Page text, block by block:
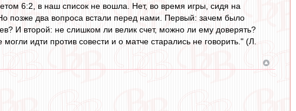
6:2, в наш список не вошла. Нет, во время игры, сидя на
позже два вопроса встали перед нами. Первый: зачем было
И второй: не слишком ли велик счет, можно ли ему доверять?
идти против совести и о матче старались не говорить." (Л.